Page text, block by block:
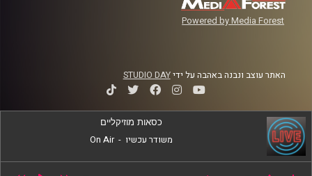
Powered by Media Forest
האתר עוצב ונבנה באהבה על ידיSTUDIO DAY
כסאות מוזיקליים
משודר עכשיו -
On Air